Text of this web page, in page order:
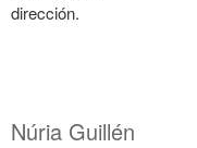
dirección.
Núria Guillén